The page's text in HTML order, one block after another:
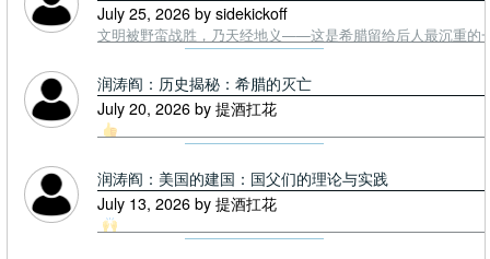
July 25, 2026 by sidekickoff
文明被野蛮战胜，乃天经地义——这是希腊留给后人最沉重的
润涛阎：历史揭秘：希腊的灭亡
July 20, 2026 by 提酒扛花
润涛阎：美国的建国：国父们的理论与实践
July 13, 2026 by 提酒扛花